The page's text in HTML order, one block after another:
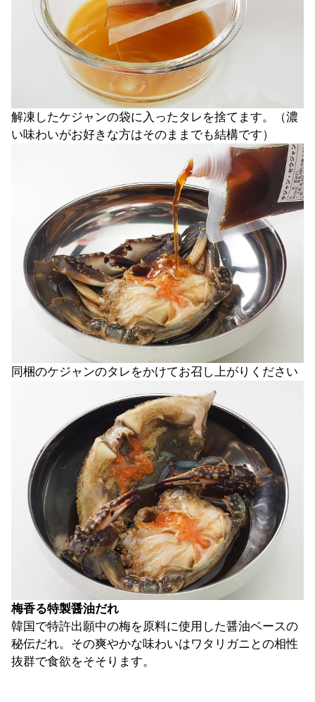
解凍したケジャンの袋に入ったタレを捨てます。（濃
い味わいがお好きな方はそのままでも結構です）
同梱のケジャンのタレをかけてお召し上がりください
梅香る特製醤油だれ
韓国で特許出願中の梅を原料に使用した醤油ベースの
秘伝だれ。その爽やかな味わいはワタリガニとの相性
抜群で食欲をそそります。